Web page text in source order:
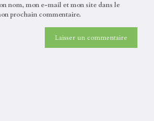
nom, mon e-mail et mon site dans le
prochain commentaire.